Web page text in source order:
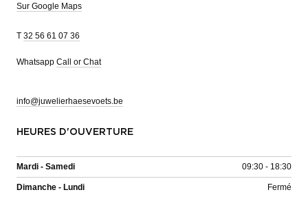
Sur Google Maps
T 32 56 61 07 36
Whatsapp Call or Chat
info@juwelierhaesevoets.be
HEURES D'OUVERTURE
Mardi - Samedi 09:30 - 18:30
Dimanche - Lundi Fermé